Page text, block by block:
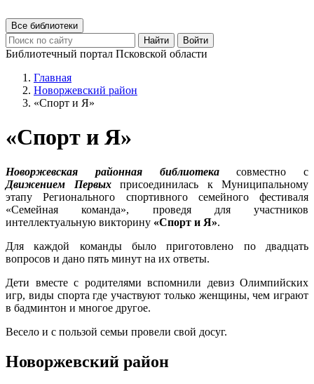
Все библиотеки
Найти
Войти
Библиотечный портал Псковской области
Главная
Новоржевский район
«Спорт и Я»
«Спорт и Я»
Новоржевская районная библиотекасовместно с
Движением Первыхприсоединилась к Муниципальному
этапу Регионального спортивного семейного фестиваля
«Семейная команда», проведя для участников
интеллектуальную викторину «Спорт и Я».
Для каждой команды было приготовлено по двадцать
вопросов и дано пять минут на их ответы.
Дети вместе с родителями вспомнили девиз Олимпийских
игр, виды спорта где участвуют только женщины, чем играют
в бадминтон и многое другое.
Весело и с пользой семьи провели свой досуг.
Новоржевский район